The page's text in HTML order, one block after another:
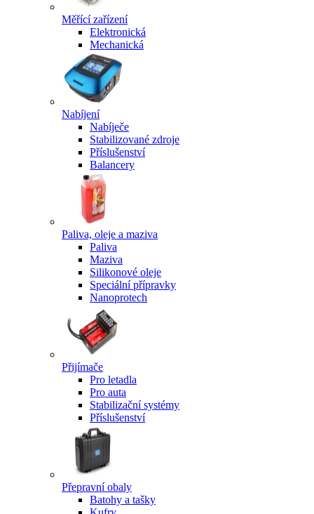
Měřící zařízení
Elektronická
Mechanická
Nabíjení
Nabíječe
Stabilizované zdroje
Příslušenství
Balancery
Paliva, oleje a maziva
Paliva
Maziva
Silikonové oleje
Speciální přípravky
Nanoprotech
Přijímače
Pro letadla
Pro auta
Stabilizační systémy
Příslušenství
Přepravní obaly
Batohy a tašky